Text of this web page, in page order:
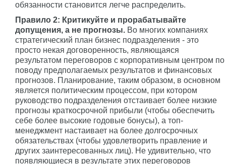
обязанности становится легче распределить.
Правило 2: Критикуйте и прорабатывайте
допущения, а не прогнозы. Во многих компаниях
стратегический план бизнес подразделения - это
просто некая договоренность, являющаяся
результатом переговоров с корпоративным центром по
поводу предполагаемых результатов и финансовых
прогнозов. Планирование, таким образом, в основном
является политическим процессом, при котором
руководство подразделения отстаивает более низкие
прогнозы краткосрочной прибыли (чтобы обеспечить
себе более высокие годовые бонусы), а топ-
менеджмент настаивает на более долгосрочных
обязательствах (чтобы удовлетворить правление и
других заинтересованных лиц). Не удивительно, что
появляющиеся в результате этих переговоров